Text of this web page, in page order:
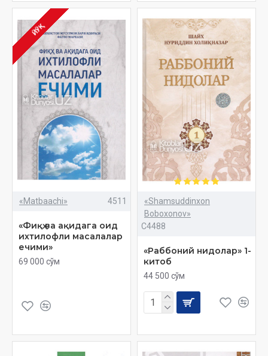
ЙЎҚ
«Matbaachi» 4511
«Фиқҳ ва ақидага оид
ихтилофли масалалар
ечими»
69 000 сўм
«Shamsuddinxon
Boboxonov»
C4488
«Раббоний нидолар» 1-
китоб
44 500 сўм